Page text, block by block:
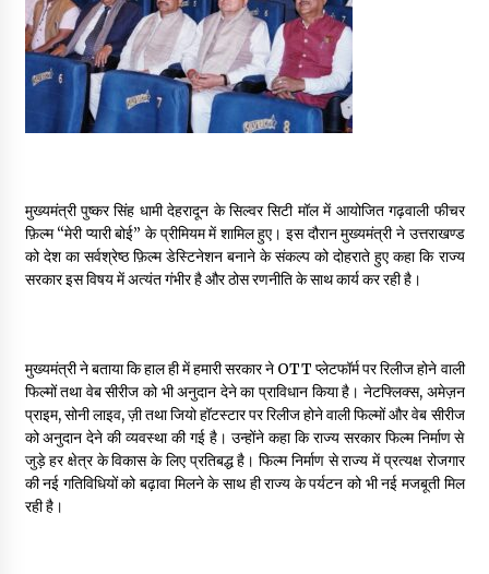
May 16, 2022
Thought Of The Day 14 May
May 14, 2022
May 13, 2022
Thought Of The Day 12 May
Thought Of The Day 11 May
May 11, 2022
Thought Of The Day 10 May
मुख्यमंत्री पुष्कर सिंह धामी देहरादून के सिल्वर सिटी मॉल में आयोजित गढ़वाली फीचर
फ़िल्म “मेरी प्यारी बोई” के प्रीमियम में शामिल हुए। इस दौरान मुख्यमंत्री ने उत्तराखण्ड
को देश का सर्वश्रेष्ठ फ़िल्म डेस्टिनेशन बनाने के संकल्प को दोहराते हुए कहा कि राज्य
सरकार इस विषय में अत्यंत गंभीर है और ठोस रणनीति के साथ कार्य कर रही है।
मुख्यमंत्री ने बताया कि हाल ही में हमारी सरकार ने OTT प्लेटफॉर्म पर रिलीज होने वाली
फिल्मों तथा वेब सीरीज को भी अनुदान देने का प्राविधान किया है। नेटफ्लिक्स, अमेज़न
प्राइम, सोनी लाइव, ज़ी तथा जियो हॉटस्टार पर रिलीज होने वाली फिल्मों और वेब सीरीज
को अनुदान देने की व्यवस्था की गई है। उन्होंने कहा कि राज्य सरकार फिल्म निर्माण से
जुड़े हर क्षेत्र के विकास के लिए प्रतिबद्ध है। फिल्म निर्माण से राज्य में प्रत्यक्ष रोजगार
की नई गतिविधियों को बढ़ावा मिलने के साथ ही राज्य के पर्यटन को भी नई मजबूती मिल
रही है।